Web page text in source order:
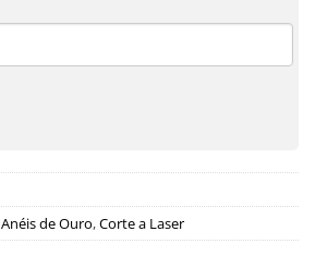
Anéis de Ouro,Corte a Laser